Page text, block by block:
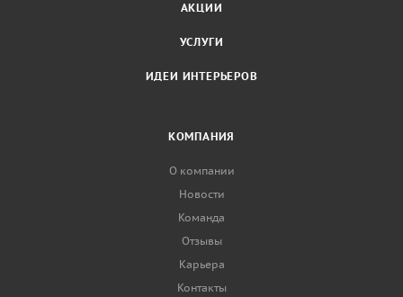
АКЦИИ
УСЛУГИ
ИДЕИ ИНТЕРЬЕРОВ
КОМПАНИЯ
О компании
Новости
Команда
Отзывы
Карьера
Контакты